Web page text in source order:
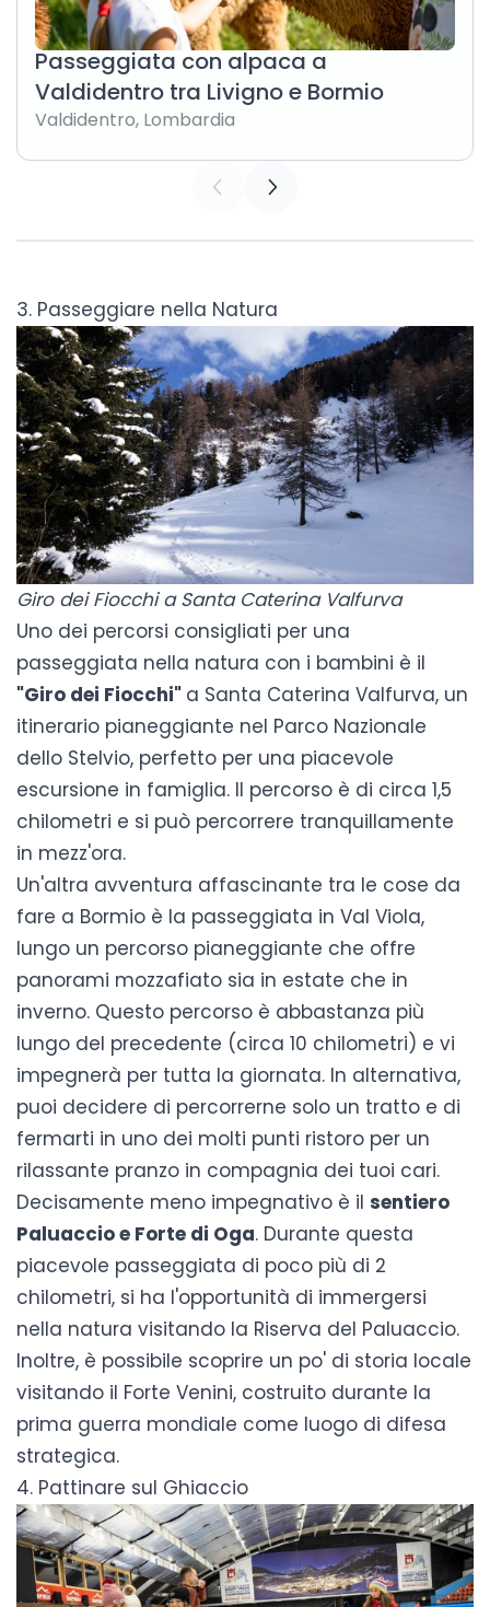
Passeggiata con alpaca a
Valdidentro tra Livigno e Bormio
Valdidentro, Lombardia
3. Passeggiare nella Natura
Giro dei Fiocchi a Santa Caterina Valfurva
Uno dei percorsi consigliati per una
passeggiata nella natura con i bambini è il
"Giro dei Fiocchi" a Santa Caterina Valfurva, un
itinerario pianeggiante nel Parco Nazionale
dello Stelvio, perfetto per una piacevole
escursione in famiglia. Il percorso è di circa 1,5
chilometri e si può percorrere tranquillamente
in mezz'ora.
Un'altra avventura affascinante tra le cose da
fare a Bormio è la passeggiata in Val Viola,
lungo un percorso pianeggiante che offre
panorami mozzafiato sia in estate che in
inverno. Questo percorso è abbastanza più
lungo del precedente (circa 10 chilometri) e vi
impegnerà per tutta la giornata. In alternativa,
puoi decidere di percorrerne solo un tratto e di
fermarti in uno dei molti punti ristoro per un
rilassante pranzo in compagnia dei tuoi cari.
Decisamente meno impegnativo è il sentiero
Paluaccio e Forte di Oga. Durante questa
piacevole passeggiata di poco più di 2
chilometri, si ha l'opportunità di immergersi
nella natura visitando la Riserva del Paluaccio.
Inoltre, è possibile scoprire un po' di storia locale
visitando il Forte Venini, costruito durante la
prima guerra mondiale come luogo di difesa
strategica.
4. Pattinare sul Ghiaccio